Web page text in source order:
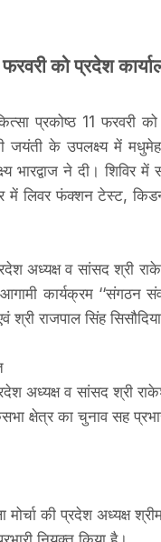
को प्रदेश
प्रकोष्ठ 11 फरवरी
जयंती के उपलक्ष्य में
भारद्वाज ने दी। शिविर
में लिवर फंक्शन टेस्ट,
अध्यक्ष व सांसद श्री
आगामी कार्यक्रम ‘‘संगठन
श्री राजपाल सिंह
अध्यक्ष व सांसद श्री
क्षेत्र का चुनाव सह
मोर्चा की प्रदेश अध्यक्ष